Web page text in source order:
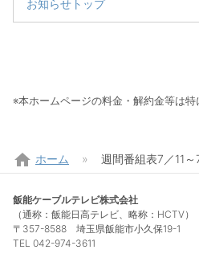
お知らせトップ
※本ホームページの料金・解約金等は特
home ホーム 週間番組表7／11～
飯能ケーブルテレビ株式会社
（通称：飯能日高テレビ、略称：HCTV）
〒357-8588 埼玉県飯能市小久保19-1
TEL 042-974-3611